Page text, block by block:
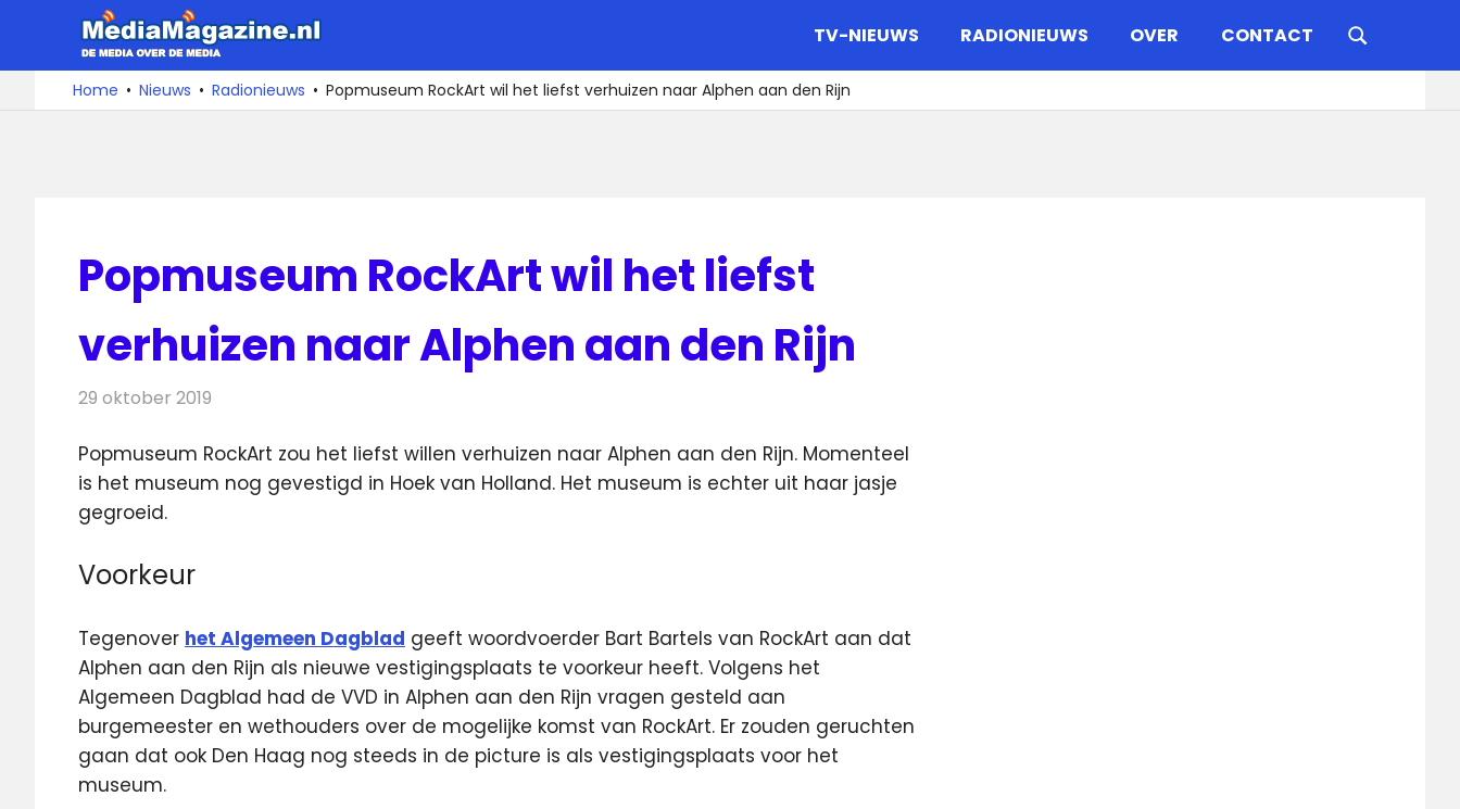
de
De
media
over
TV-NIEUWS RADIONIEUWS OVER CONTACT
Home Nieuws Radionieuws Popmuseum RockArt wil het liefst verhuizen naar Alphen aan den Rijn
Popmuseum RockArt wil het liefst
verhuizen naar Alphen aan den Rijn
29 oktober 2019
Popmuseum RockArt zou het liefst willen verhuizen naar Alphen aan den Rijn. Momenteel
is het museum nog gevestigd in Hoek van Holland. Het museum is echter uit haar jasje
gegroeid.
Voorkeur
Tegenover het Algemeen Dagblad geeft woordvoerder Bart Bartels van RockArt aan dat
Alphen aan den Rijn als nieuwe vestigingsplaats te voorkeur heeft. Volgens het
Algemeen Dagblad had de VVD in Alphen aan den Rijn vragen gesteld aan
burgemeester en wethouders over de mogelijke komst van RockArt. Er zouden geruchten
gaan dat ook Den Haag nog steeds in de picture is als vestigingsplaats voor het
museum.